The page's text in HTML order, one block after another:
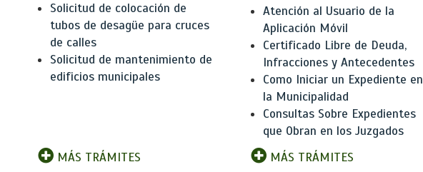
Solicitud de colocación de
tubos de desagüe para cruces
de calles
Solicitud de mantenimiento de
edificios municipales
MÁS TRÁMITES
Atención al Usuario de la
Aplicación Móvil
Certificado Libre de Deuda,
Infracciones y Antecedentes
Como Iniciar un Expediente en
la Municipalidad
Consultas Sobre Expedientes
que Obran en los Juzgados
MÁS TRÁMITES